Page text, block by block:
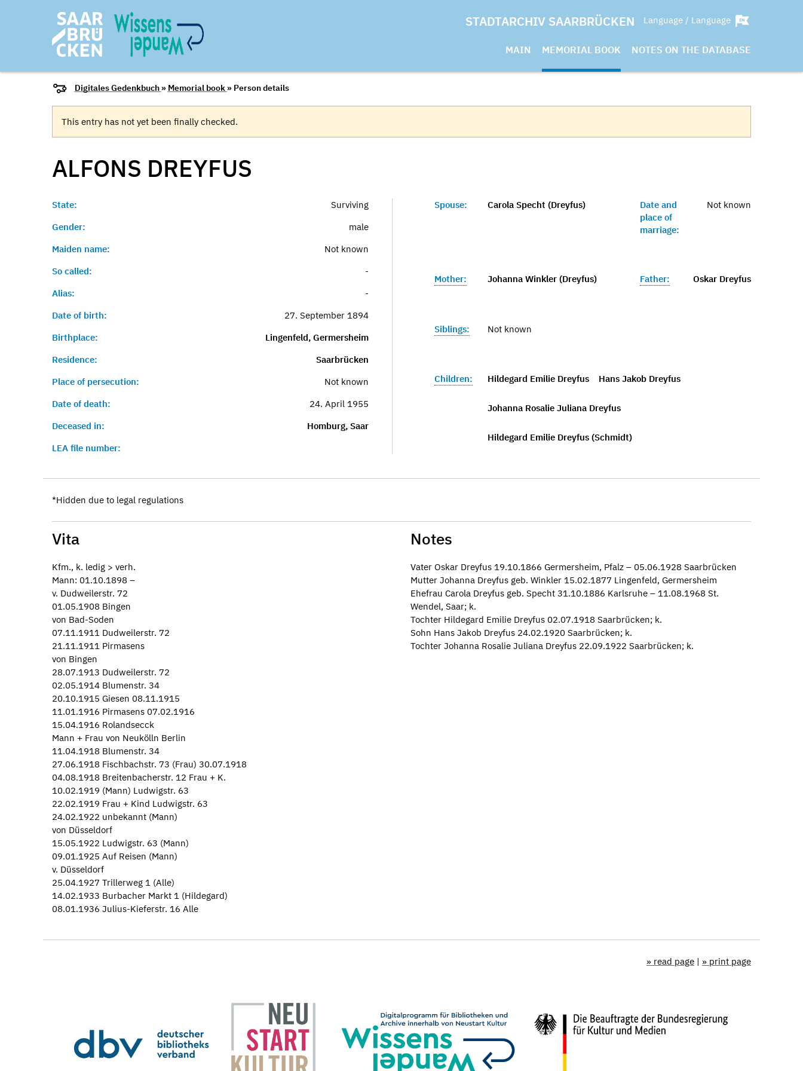
STADTARCHIV SAARBRÜCKEN Language / Language
MAIN MEMORIAL BOOK NOTES ON THE DATABASE
Digitales Gedenkbuch » Memorial book » Person details
This entry has not yet been finally checked.
ALFONS DREYFUS
State:
Surviving
Gender:
male
Maiden name:
Not known
So called:
-
Alias:
-
Date of birth:
27. September 1894
Birthplace:
Lingenfeld, Germersheim
Residence:
Saarbrücken
Place of persecution:
Not known
Date of death:
24. April 1955
Deceased in:
Homburg, Saar
LEA file number:
Spouse: Carola Specht (Dreyfus)
Date and
place of
marriage:
Not known
Mother: Johanna Winkler (Dreyfus) Father: Oskar Dreyfus
Siblings: Not known
Children: Hildegard Emilie Dreyfus Hans Jakob Dreyfus
Johanna Rosalie Juliana Dreyfus
Hildegard Emilie Dreyfus (Schmidt)
*Hidden due to legal regulations
Vita
Kfm., k. ledig > verh.
Mann: 01.10.1898 –
v. Dudweilerstr. 72
01.05.1908 Bingen
von Bad-Soden
07.11.1911 Dudweilerstr. 72
21.11.1911 Pirmasens
von Bingen
28.07.1913 Dudweilerstr. 72
02.05.1914 Blumenstr. 34
20.10.1915 Giesen 08.11.1915
11.01.1916 Pirmasens 07.02.1916
15.04.1916 Rolandsecck
Mann + Frau von Neukölln Berlin
11.04.1918 Blumenstr. 34
27.06.1918 Fischbachstr. 73 (Frau) 30.07.1918
04.08.1918 Breitenbacherstr. 12 Frau + K.
10.02.1919 (Mann) Ludwigstr. 63
22.02.1919 Frau + Kind Ludwigstr. 63
24.02.1922 unbekannt (Mann)
von Düsseldorf
15.05.1922 Ludwigstr. 63 (Mann)
09.01.1925 Auf Reisen (Mann)
v. Düsseldorf
25.04.1927 Trillerweg 1 (Alle)
14.02.1933 Burbacher Markt 1 (Hildegard)
08.01.1936 Julius-Kieferstr. 16 Alle
Notes
Vater Oskar Dreyfus 19.10.1866 Germersheim, Pfalz – 05.06.1928 Saarbrücken
Mutter Johanna Dreyfus geb. Winkler 15.02.1877 Lingenfeld, Germersheim
Ehefrau Carola Dreyfus geb. Specht 31.10.1886 Karlsruhe – 11.08.1968 St.
Wendel, Saar; k.
Tochter Hildegard Emilie Dreyfus 02.07.1918 Saarbrücken; k.
Sohn Hans Jakob Dreyfus 24.02.1920 Saarbrücken; k.
Tochter Johanna Rosalie Juliana Dreyfus 22.09.1922 Saarbrücken; k.
» read page | » print page